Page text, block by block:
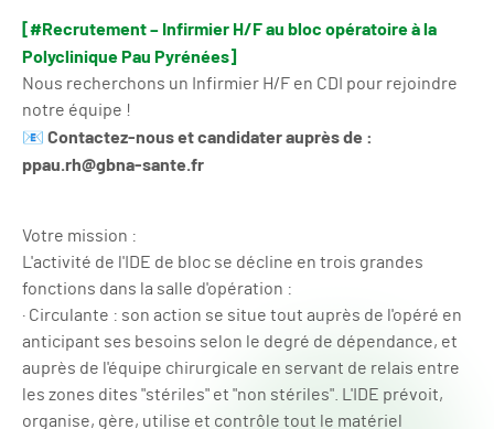
[#Recrutement – Infirmier H/F au bloc opératoire à la
Polyclinique Pau Pyrénées]
Nous recherchons un Infirmier H/F en CDI pour rejoindre
notre équipe !
📧 Contactez-nous et candidater auprès de :
ppau.rh@gbna-sante.fr
Votre mission :
L'activité de l'IDE de bloc se décline en trois grandes
fonctions dans la salle d'opération :
· Circulante : son action se situe tout auprès de l'opéré en
anticipant ses besoins selon le degré de dépendance, et
auprès de l'équipe chirurgicale en servant de relais entre
les zones dites "stériles" et "non stériles". L'IDE prévoit,
organise, gère, utilise et contrôle tout le matériel